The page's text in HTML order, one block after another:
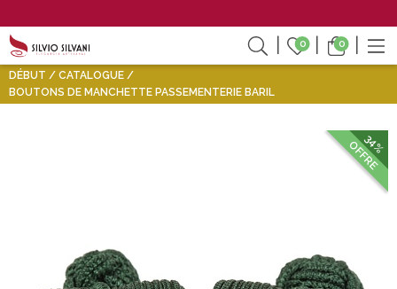
0 0
DÉBUT
CATALOGUE
BOUTONS DE MANCHETTE PASSEMENTERIE BARIL
34%
OFFRE